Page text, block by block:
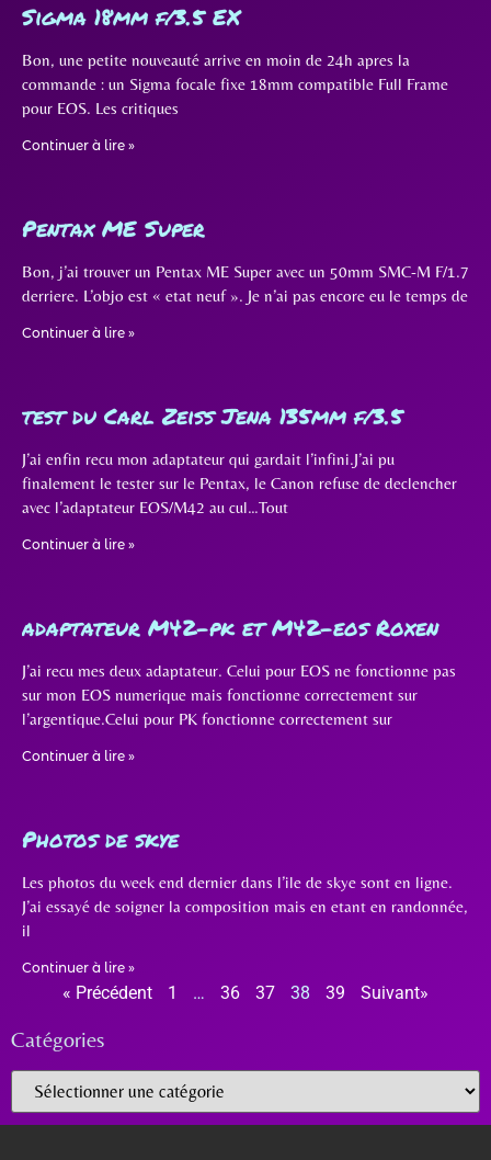
Sigma 18mm f/3.5 EX
Bon, une petite nouveauté arrive en moin de 24h apres la
commande : un Sigma focale fixe 18mm compatible Full Frame
pour EOS. Les critiques
Continuer à lire »
Pentax ME Super
Bon, j’ai trouver un Pentax ME Super avec un 50mm SMC-M F/1.7
derriere. L’objo est « etat neuf ». Je n’ai pas encore eu le temps de
Continuer à lire »
test du Carl Zeiss Jena 135mm f/3.5
J’ai enfin recu mon adaptateur qui gardait l’infini.J’ai pu
finalement le tester sur le Pentax, le Canon refuse de declencher
avec l’adaptateur EOS/M42 au cul…Tout
Continuer à lire »
adaptateur M42-pk et M42-eos Roxen
J’ai recu mes deux adaptateur. Celui pour EOS ne fonctionne pas
sur mon EOS numerique mais fonctionne correctement sur
l’argentique.Celui pour PK fonctionne correctement sur
Continuer à lire »
Photos de skye
Les photos du week end dernier dans l’ile de skye sont en ligne.
J’ai essayé de soigner la composition mais en etant en randonnée,
il
Continuer à lire »
« Précédent 1 … 36 37 38 39 Suivant»
Catégories